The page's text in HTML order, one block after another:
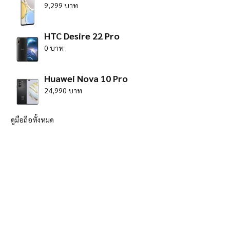
9,299 บาท
HTC Desire 22 Pro
0 บาท
Huawei Nova 10 Pro
24,990 บาท
ดูมือถือทั้งหมด